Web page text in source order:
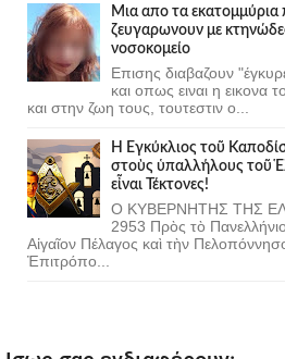
Μια απο τα εκατομμύρια
ζευγαρωνουν με
νοσοκομείο
Επισης διαβαζουν
και οπως ειναι η εικονα
και στην ζωη τους, τουτεστιν ο...
Ἡ Ἐγκύκλιος τοῦ
στοὺς ὑπαλλήλους τοῦ
εἶναι Τέκτονες!
Ο ΚΥΒΕΡΝΗΤΗΣ ΤΗΣ
2953 Πρὸς τὸ
Αἰγαῖον Πέλαγος καὶ τὴν
Ἐπιτρόπο...